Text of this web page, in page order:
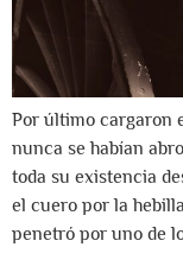
Por último cargaron
nunca se habían
toda su existencia
el cuero por la
penetró por uno de